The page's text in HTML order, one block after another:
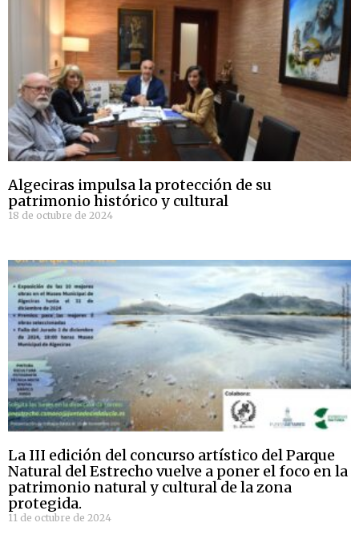
Algeciras impulsa la protección de su
patrimonio histórico y cultural
18 de octubre de 2024
La III edición del concurso artístico del Parque
Natural del Estrecho vuelve a poner el foco en la
patrimonio natural y cultural de la zona
protegida.
11 de octubre de 2024